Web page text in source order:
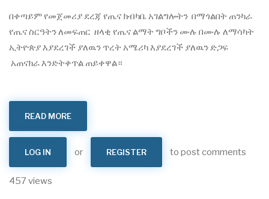
​በቀጣይም የመጀመሪያ ደረጃ የጤና ክብካቤ አገልግሎትን በማጎልበት ጠንካራ
የጤና ስርዓትን ለመፍጠር ዘላቂ የጤና ልማት ግቦችን ሙሉ በሙሉ ለማሳካት
ኢትዮጵያ እያደረገች ያለዉን ጥረት አሜሪካ እያደረገች ያለዉን ድጋፍ
አጠናክራ እንድትቀጥል ጠይቀዋል።
READ MORE
ሚኒስትር
መቅደስ
ከአሜሪካ
LOG IN or REGISTER to post comments
457 views